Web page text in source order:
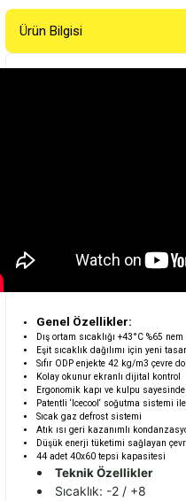
Ürün Bilgisi
Genel Özellikler:
Dış ortam sıcaklığı +43°C %65 nem
Eşit sıcaklık dağılımı için yeni
Sıfır ODP enjekte 42 kg/m3 çevre
Kolay okunur ekranlı dijital kontrol
Ergonomik kapı ve kulpu
Patentli ‘Icecool‘ soğutma sistemi
Sıcak gaz defrost sistemi
Atık ısı geri kazanımlı
Düşük enerji tüketimi sağlayan
44 adet 40x60 tepsi kapasitesi
Teknik Özellikler
Sıcaklık: -2 / +8